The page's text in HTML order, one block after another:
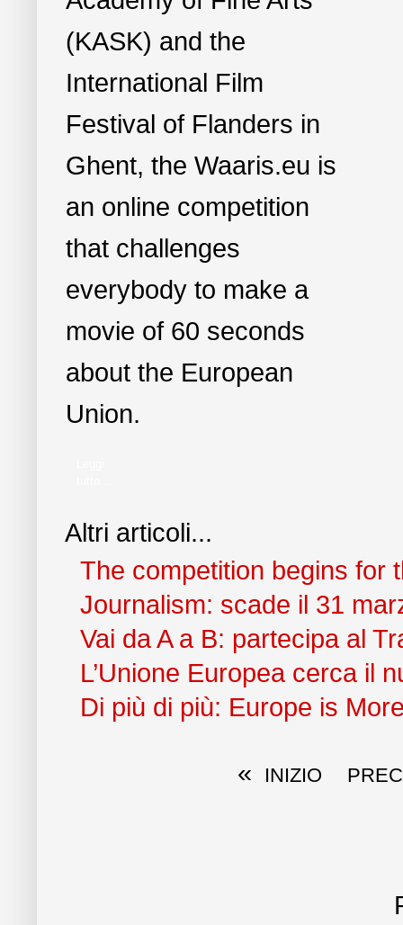
(KASK) and the
International Film
Festival of Flanders in
Ghent, the Waaris.eu is
an online competition
that challenges
everybody to make a
movie of 60 seconds
about the European
Union.
Altri articoli...
The competition begins for
Journalism: scade il 31
Vai da A a B: partecipa al
L’Unione Europea cerca il
Di più di più: Europe is
« INIZIO